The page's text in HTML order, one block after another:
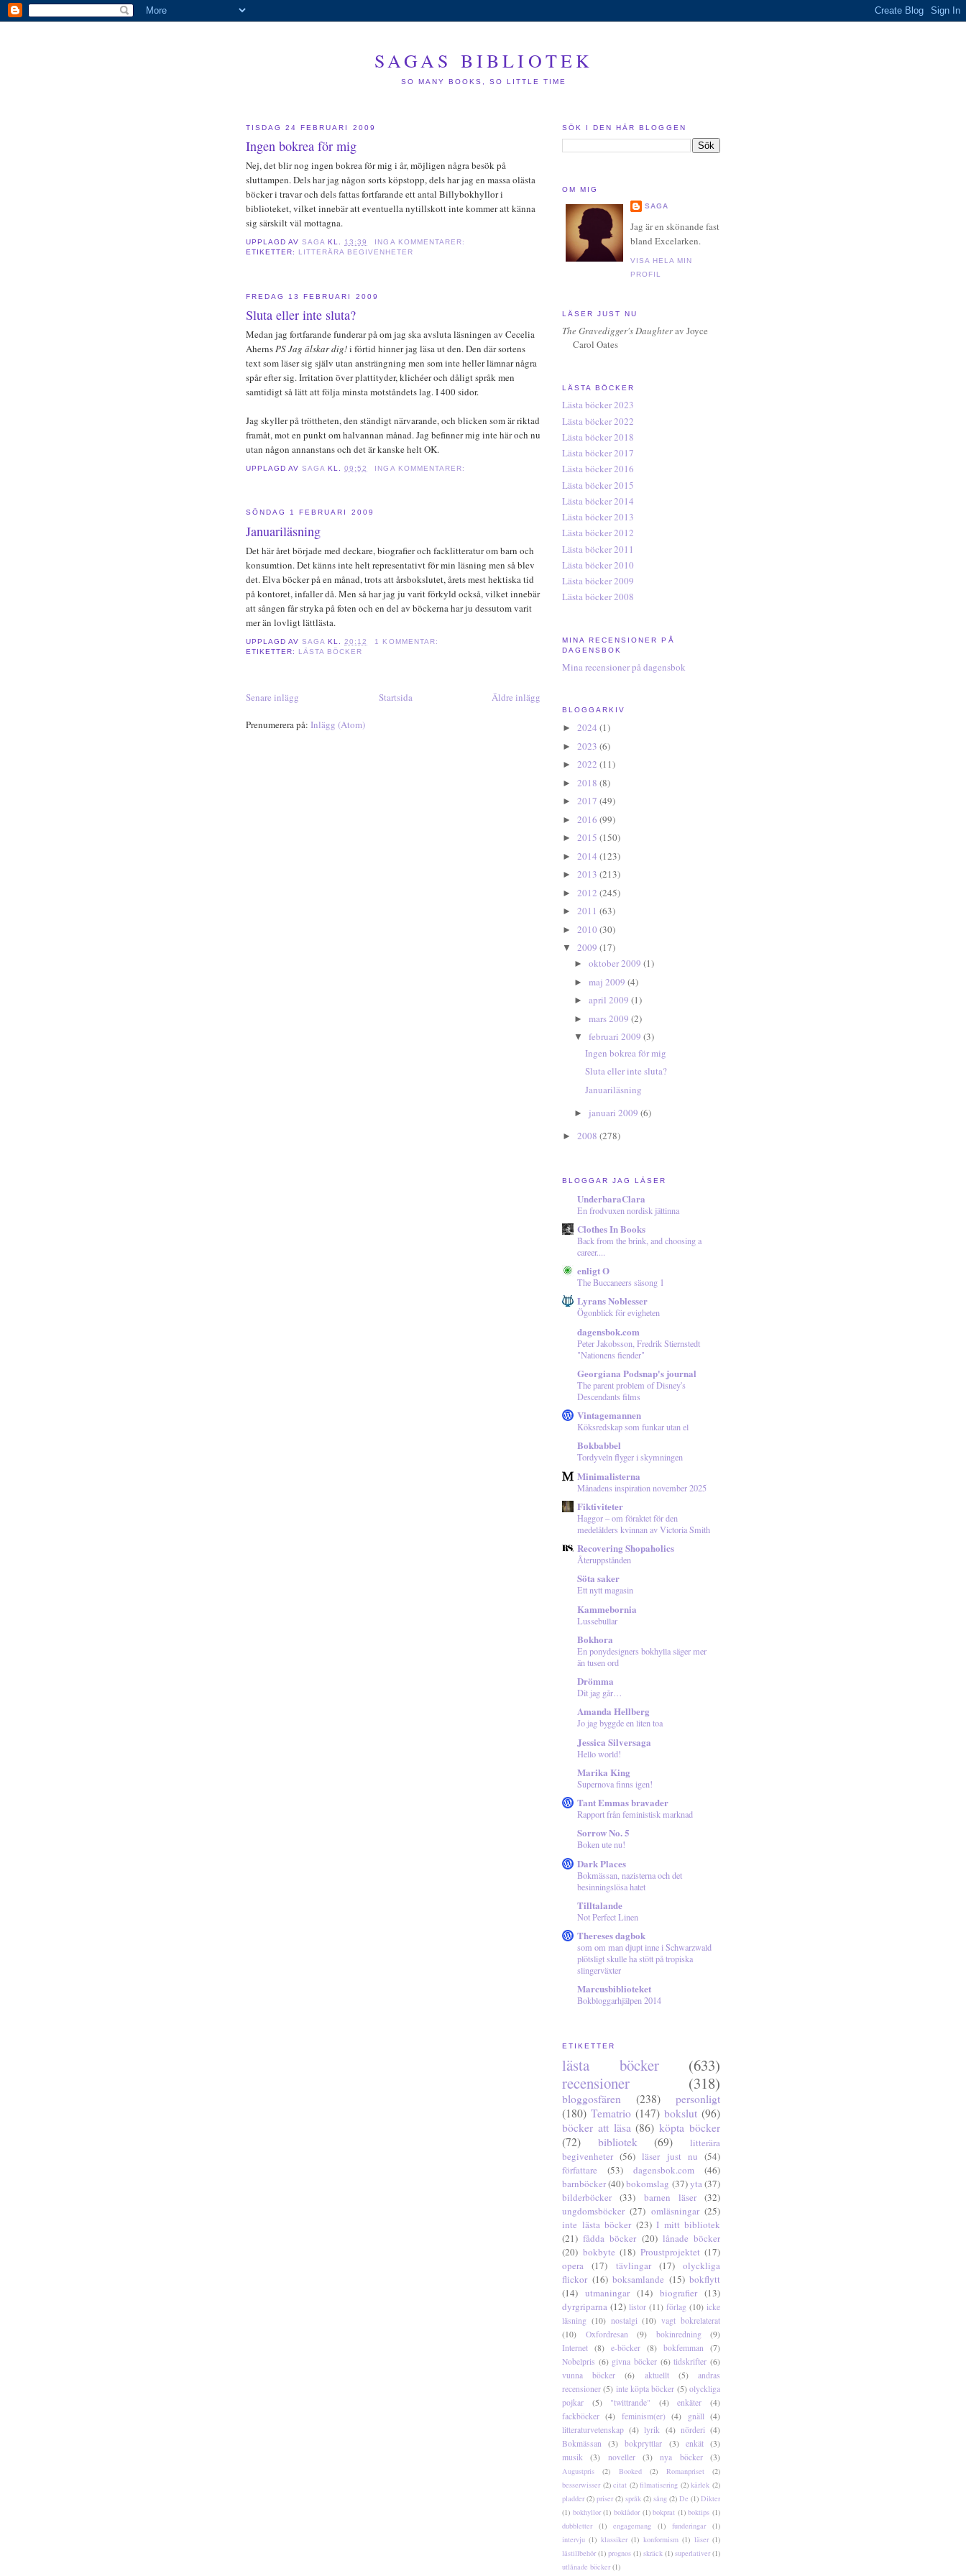
SAGAS BIBLIOTEK
SO MANY BOOKS, SO LITTLE TIME
TISDAG 24 FEBRUARI 2009
Ingen bokrea för mig
Nej, det blir nog ingen bokrea för mig i år, möjligen några besök på
sluttampen. Dels har jag någon sorts köpstopp, dels har jag en massa olästa
böcker i travar och dels fattas fortfarande ett antal Billybokhyllor i
biblioteket, vilket innebär att eventuella nytillskott inte kommer att känna
sig särskilt väl mottagna.
UPPLAGD AVSAGA KL. 13:39
INGA KOMMENTARER:
ETIKETTER: LITTERÄRA BEGIVENHETER
FREDAG 13 FEBRUARI 2009
Sluta eller inte sluta?
Medan jag fortfarande funderar på om jag ska avsluta läsningen av Cecelia
AhernsPS Jag älskar dig!i förtid hinner jag läsa ut den. Den där sortens
text som läser sig själv utan ansträngning men som inte heller lämnar några
spår efter sig. Irritation över plattityder, klichéer och dåligt språk men
samtidigt så lätt att följa minsta motståndets lag. I 400 sidor.
Jag skyller på tröttheten, den ständigt närvarande, och blicken som är riktad
framåt, mot en punkt om halvannan månad. Jag befinner mig inte här och nu
utan någon annanstans och det är kanske helt OK.
UPPLAGD AVSAGA KL.09:52 INGA KOMMENTARER:
SÖNDAG 1 FEBRUARI 2009
Januariläsning
Det här året började med deckare, biografier och facklitteratur om barn och
konsumtion. Det känns inte helt representativt för min läsning men så blev
det. Elva böcker på en månad, trots att årsbokslutet, årets mest hektiska tid
på kontoret, infaller då. Men så har jag ju varit förkyld också, vilket innebär
att sången får stryka på foten och en del av böckerna har ju dessutom varit
mer än lovligt lättlästa.
UPPLAGD AVSAGA KL.20:12
1 KOMMENTAR:
ETIKETTER: LÄSTA BÖCKER
Senare inlägg Äldre inlägg
Startsida
Prenumerera på: Inlägg (Atom)
SÖK I DEN HÄR BLOGGEN
OM MIG
SAGA
Jag är en skönande fast
bland Excelarken.
VISA HELA MIN
PROFIL
LÄSER JUST NU
The Gravedigger's Daughterav Joyce
Carol Oates
LÄSTA BÖCKER
Lästa böcker 2023
Lästa böcker 2022
Lästa böcker 2018
Lästa böcker 2017
Lästa böcker 2016
Lästa böcker 2015
Lästa böcker 2014
Lästa böcker 2013
Lästa böcker 2012
Lästa böcker 2011
Lästa böcker 2010
Lästa böcker 2009
Lästa böcker 2008
MINA RECENSIONER PÅ
DAGENSBOK
Mina recensioner på dagensbok
BLOGGARKIV
► 2024 (1)
► 2023 (6)
► 2022 (11)
► 2018 (8)
► 2017 (49)
► 2016 (99)
► 2015 (150)
► 2014 (123)
► 2013 (213)
► 2012 (245)
► 2011 (63)
► 2010 (30)
▼ 2009 (17)
► oktober 2009 (1)
► maj 2009 (4)
► april 2009 (1)
► mars 2009 (2)
▼ februari 2009 (3)
Ingen bokrea för mig
Sluta eller inte sluta?
Januariläsning
► januari 2009 (6)
► 2008 (278)
BLOGGAR JAG LÄSER
UnderbaraClara
En frodvuxen nordisk jättinna
Clothes In Books
Back from the brink, and choosing a
career....
enligt O
The Buccaneers säsong 1
Lyrans Noblesser
Ögonblick för evigheten
dagensbok.com
Peter Jakobsson, Fredrik Stiernstedt
"Nationens fiender"
Georgiana Podsnap's journal
The parent problem of Disney's
Descendants films
Vintagemannen
Köksredskap som funkar utan el
Bokbabbel
Tordyveln flyger i skymningen
Minimalisterna
Månadens inspiration november 2025
Fiktiviteter
Haggor – om föraktet för den
medelålders kvinnan av Victoria Smith
Recovering Shopaholics
Återuppstånden
Söta saker
Ett nytt magasin
Kammebornia
Lussebullar
Bokhora
En ponydesigners bokhylla säger mer
än tusen ord
Drömma
Dit jag går…
Amanda Hellberg
Jo jag byggde en liten toa
Jessica Silversaga
Hello world!
Marika King
Supernova finns igen!
Tant Emmas bravader
Rapport från feministisk marknad
Sorrow No. 5
Boken ute nu!
Dark Places
Bokmässan, nazisterna och det
besinningslösa hatet
Tilltalande
Not Perfect Linen
Thereses dagbok
som om man djupt inne i Schwarzwald
plötsligt skulle ha stött på tropiska
slingerväxter
Marcusbiblioteket
Bokbloggarhjälpen 2014
ETIKETTER
lästa böcker
(633)
recensioner
(318)
bloggosfären (238)
personligt
(180) Tematrio (147) bokslut (96)
böcker att läsa (86) köpta böcker
(72)
bibliotek (69)
litterära
begivenheter (56) läser just nu (54)
författare
(53) dagensbok.com
(46)
barnböcker(40)bokomslag (37)yta(37)
bilderböcker
(33) barnen läser
(32)
ungdomsböcker (27) omläsningar (25)
inte lästa böcker (23) I mitt bibliotek
(21) fådda böcker (20) lånade böcker
(20) bokbyte (18) Proustprojektet (17)
opera
(17) tävlingar (17)
olyckliga
flickor (16) boksamlande (15) bokflytt
(14) utmaningar (14) biografier (13)
dyrgriparna (12) listor (11) förlag (10) icke
läsning (10) nostalgi (10) vagt bokrelaterat
(10)
Oxfordresan (9) bokinredning
(9)
Internet (8) e-böcker (8) bokfemman
(7)
Nobelpris (6) givna böcker (6) tidskrifter (6)
vunna böcker
(6) aktuellt (5)
andras
recensioner (5) inte köpta böcker (5) olyckliga
pojkar
(5) "twittrande" (4) enkäter
(4)
fackböcker (4) feminism(er) (4) gnäll (4)
litteraturvetenskap (4) lyrik (4) nörderi (4)
Bokmässan
(3) bokpryttlar (3) enkät
(3)
musik
(3) noveller (3) nya böcker (3)
Augustpris (2) Booked (2) Romanpriset
(2)
besserwisser (2) citat (2) filmatisering (2) kärlek (2)
pladder (2) priser (2) språk (2) sång (2) De (1) Dikter
(1) bokhyllor (1) boklådor (1) bokprat (1) boktips (1)
dubbletter
(1) engagemang (1) funderingar
(1)
intervju (1) klassiker (1) konformism (1) läser (1)
lästillbehör (1) prognos (1) skräck (1) superlativer (1)
utlånade böcker (1)